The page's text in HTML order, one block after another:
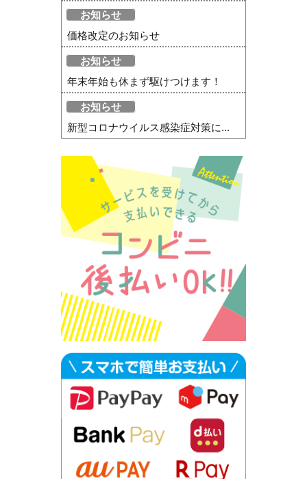
お知らせ
価格改定のお知らせ
お知らせ
年末年始も休まず駆けつけます！
お知らせ
新型コロナウイルス感染症対策に...